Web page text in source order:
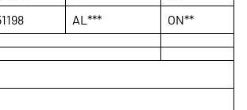
AL*** ON**